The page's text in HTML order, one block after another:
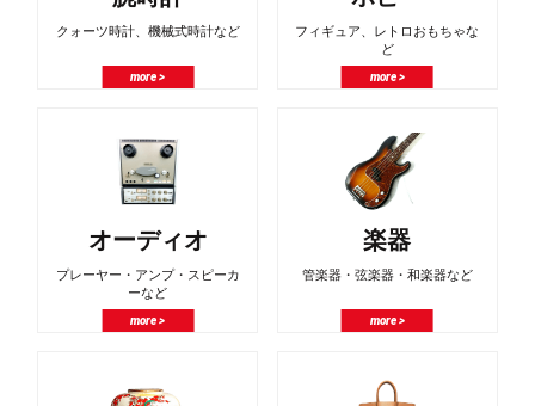
クォーツ時計、機械式時計など
more >
フィギュア、レトロおもちゃな
ど
more >
オーディオ
プレーヤー・アンプ・スピーカ
ーなど
more >
楽器
管楽器・弦楽器・和楽器など
more >